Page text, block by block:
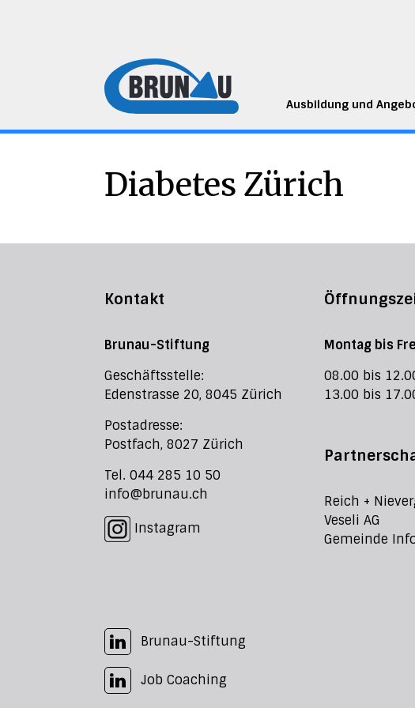
Ausbildung und
Diabetes Zürich
Kontakt
Brunau-Stiftung
Geschäftsstelle:
Edenstrasse 20, 8045 Zürich
Postadresse:
Postfach, 8027 Zürich
Tel. 044 285 10 50
info@brunau.ch
Instagram
Brunau-Stiftung
Job Coaching
Montag bis
08.00 bis
13.00 bis
Reich +
Veseli AG
Gemeinde